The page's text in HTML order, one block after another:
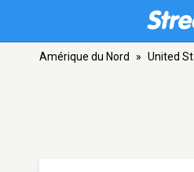
Amérique du Nord » United